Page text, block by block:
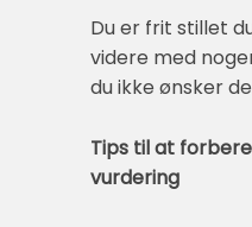
Du er frit stillet
videre med
du ikke ønsker
Tips til at
vurdering